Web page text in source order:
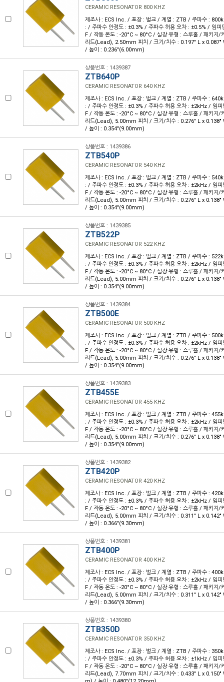
CERAMIC RESONATOR 800 KHZ
제조사 : ECS Inc. / 포장 : 벌크 / 계열 : ZTB / 주파수 :
: / 주파수 안정도 : ±0.3% / 주파수 허용 오차 : ±0.5% / 임
F / 작동 온도 : -20°C ~ 80°C / 실장 유형 : 스루홀 / 패키지/
리드(Lead), 2.50mm 피치 / 크기/치수 : 0.197" L x
/ 높이 : 0.236"(6.00mm)
상품번호 : 1439387
ZTB640P
CERAMIC RESONATOR 640 KHZ
제조사 : ECS Inc. / 포장 : 벌크 / 계열 : ZTB / 주파수 :
: / 주파수 안정도 : ±0.3% / 주파수 허용 오차 : ±2kHz / 임
F / 작동 온도 : -20°C ~ 80°C / 실장 유형 : 스루홀 / 패키지/
리드(Lead), 5.00mm 피치 / 크기/치수 : 0.276" L x
/ 높이 : 0.354"(9.00mm)
상품번호 : 1439386
ZTB540P
CERAMIC RESONATOR 540 KHZ
제조사 : ECS Inc. / 포장 : 벌크 / 계열 : ZTB / 주파수 :
: / 주파수 안정도 : ±0.3% / 주파수 허용 오차 : ±2kHz / 임
F / 작동 온도 : -20°C ~ 80°C / 실장 유형 : 스루홀 / 패키지/
리드(Lead), 5.00mm 피치 / 크기/치수 : 0.276" L x
/ 높이 : 0.354"(9.00mm)
상품번호 : 1439385
ZTB522P
CERAMIC RESONATOR 522 KHZ
제조사 : ECS Inc. / 포장 : 벌크 / 계열 : ZTB / 주파수 :
: / 주파수 안정도 : ±0.3% / 주파수 허용 오차 : ±2kHz / 임
F / 작동 온도 : -20°C ~ 80°C / 실장 유형 : 스루홀 / 패키지/
리드(Lead), 5.00mm 피치 / 크기/치수 : 0.276" L x
/ 높이 : 0.354"(9.00mm)
상품번호 : 1439384
ZTB500E
CERAMIC RESONATOR 500 KHZ
제조사 : ECS Inc. / 포장 : 벌크 / 계열 : ZTB / 주파수 :
: / 주파수 안정도 : ±0.3% / 주파수 허용 오차 : ±2kHz / 임
F / 작동 온도 : -20°C ~ 80°C / 실장 유형 : 스루홀 / 패키지/
리드(Lead), 5.00mm 피치 / 크기/치수 : 0.276" L x
/ 높이 : 0.354"(9.00mm)
상품번호 : 1439383
ZTB455E
CERAMIC RESONATOR 455 KHZ
제조사 : ECS Inc. / 포장 : 벌크 / 계열 : ZTB / 주파수 :
: / 주파수 안정도 : ±0.3% / 주파수 허용 오차 : ±2kHz / 임
F / 작동 온도 : -20°C ~ 80°C / 실장 유형 : 스루홀 / 패키지/
리드(Lead), 5.00mm 피치 / 크기/치수 : 0.276" L x
/ 높이 : 0.354"(9.00mm)
상품번호 : 1439382
ZTB420P
CERAMIC RESONATOR 420 KHZ
제조사 : ECS Inc. / 포장 : 벌크 / 계열 : ZTB / 주파수 :
: / 주파수 안정도 : ±0.3% / 주파수 허용 오차 : ±2kHz / 임
F / 작동 온도 : -20°C ~ 80°C / 실장 유형 : 스루홀 / 패키지/
리드(Lead), 5.00mm 피치 / 크기/치수 : 0.311" L x
/ 높이 : 0.366"(9.30mm)
상품번호 : 1439381
ZTB400P
CERAMIC RESONATOR 400 KHZ
제조사 : ECS Inc. / 포장 : 벌크 / 계열 : ZTB / 주파수 :
: / 주파수 안정도 : ±0.3% / 주파수 허용 오차 : ±2kHz / 임
F / 작동 온도 : -20°C ~ 80°C / 실장 유형 : 스루홀 / 패키지/
리드(Lead), 5.00mm 피치 / 크기/치수 : 0.311" L x
/ 높이 : 0.366"(9.30mm)
상품번호 : 1439380
ZTB350D
CERAMIC RESONATOR 350 KHZ
제조사 : ECS Inc. / 포장 : 벌크 / 계열 : ZTB / 주파수 :
: / 주파수 안정도 : ±0.3% / 주파수 허용 오차 : ±1kHz / 임
F / 작동 온도 : -20°C ~ 80°C / 실장 유형 : 스루홀 / 패키지/
리드(Lead), 7.70mm 피치 / 크기/치수 : 0.433" L x